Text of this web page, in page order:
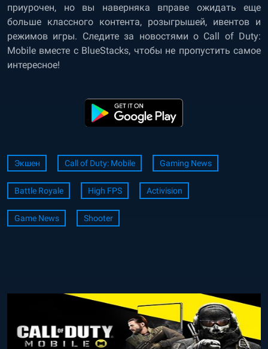
приурочен, но вы наверняка вправе ожидать еще
больше классного контента, розыгрышей, ивентов и
режимов игры. Следите за новостями о Call of Duty:
Mobile вместе с BlueStacks, чтобы не пропустить самое
интересное!
Экшен Call of Duty: Mobile Gaming News
Battle Royale High FPS Activision
Game News Shooter